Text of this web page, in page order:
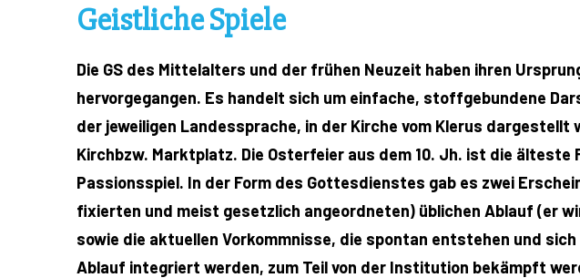
Geistliche Spiele
Die GS des Mittelalters und der frühen Neuzeit haben ihren
hervorgegangen. Es handelt sich um einfache, stoffgebundene
der jeweiligen Landessprache, in der Kirche vom Klerus
Kirchbzw. Marktplatz. Die Osterfeier aus dem 10. Jh. ist die
Passionsspiel. In der Form des Gottesdienstes gab es zwei
fixierten und meist gesetzlich angeordneten) üblichen Ablauf (er
sowie die aktuellen Vorkommnisse, die spontan entstehen und
Ablauf integriert werden, zum Teil von der Institution bekämpft